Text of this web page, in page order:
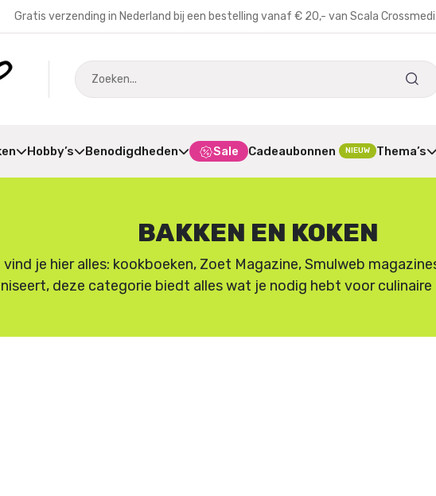
Gratis verzending in Nederland bij een bestelling vanaf € 20,- van Scala
Hobby’s Benodigdheden Sale Cadeaubonnen NIEUW Thema’s
BAKKEN EN KOKEN
je hier alles: kookboeken, Zoet Magazine, Smulweb
deze categorie biedt alles wat je nodig hebt voor